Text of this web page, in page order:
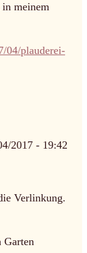
in meinem
04/plauderei-
2017 - 19:42
Verlinkung.
Garten